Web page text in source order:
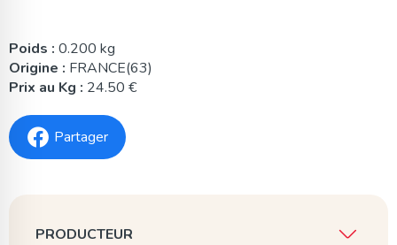
Poids : 0.200 kg
Origine : FRANCE(63)
Prix au Kg : 24.50 €
Partager
PRODUCTEUR